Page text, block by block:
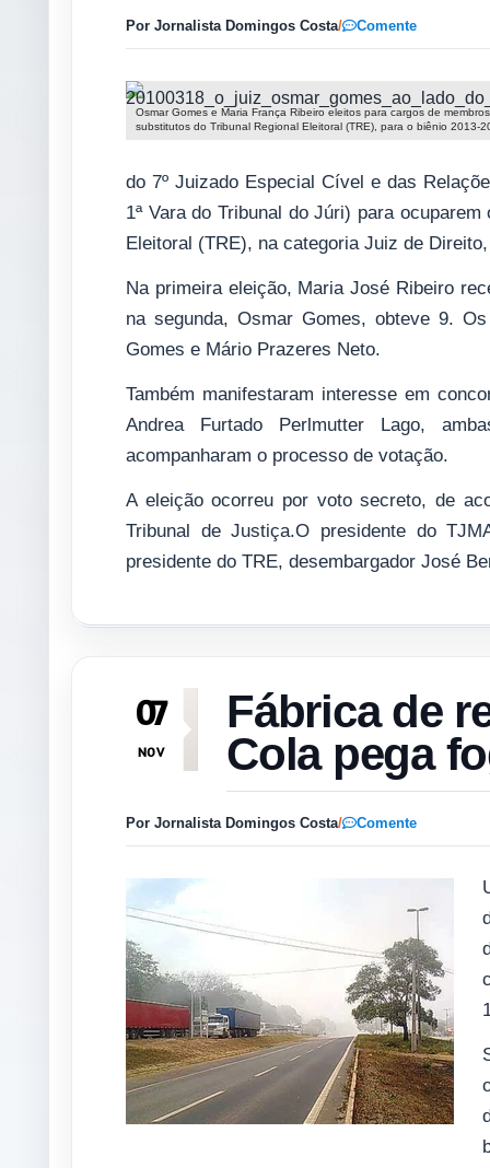
Por Jornalista Domingos Costa/ Comente
Osmar Gomes e Maria França Ribeiro eleitos para cargos de membros
substitutos do Tribunal Regional Eleitoral (TRE), para o biênio 2013-
do 7º Juizado Especial Cível e das
1ª Vara do Tribunal do Júri) para
Eleitoral (TRE), na categoria Juiz de
Na primeira eleição, Maria José Ribeiro
na segunda, Osmar Gomes, obteve 9.
Gomes e Mário Prazeres Neto.
Também manifestaram interesse em
Andrea Furtado Perlmutter Lago,
acompanharam o processo de votação.
A eleição ocorreu por voto secreto, de
Tribunal de Justiça.O presidente do
presidente do TRE, desembargador José
07
NOV
Fábrica de
Cola pega
Por Jornalista Domingos Costa/ Comente